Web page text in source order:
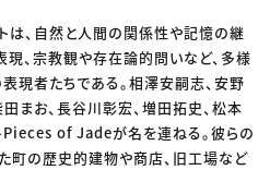
は、自然と人間の関係性や記憶の継
現、宗教観や存在論的問いなど、多様
現者たちである。相澤安嗣志、安野
まお、長谷川彰宏、増田拓史、松本
Pieces of Jadeが名を連ねる。彼らの
町の歴史的建物や商店、旧工場など